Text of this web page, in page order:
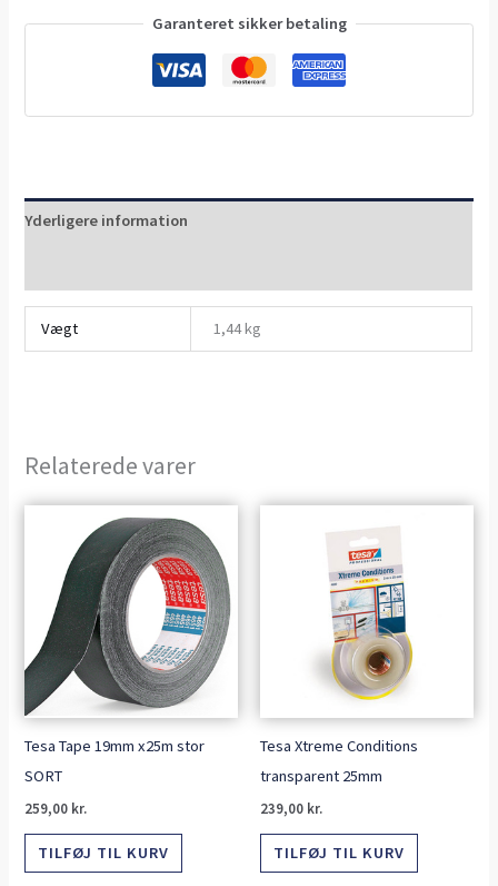
Garanteret sikker betaling
Yderligere information
Vægt 1,44 kg
Relaterede varer
Tesa Tape 19mm x25m stor
SORT
259,00 kr.
TILFØJ TIL KURV
Tesa Xtreme Conditions
transparent 25mm
239,00 kr.
TILFØJ TIL KURV